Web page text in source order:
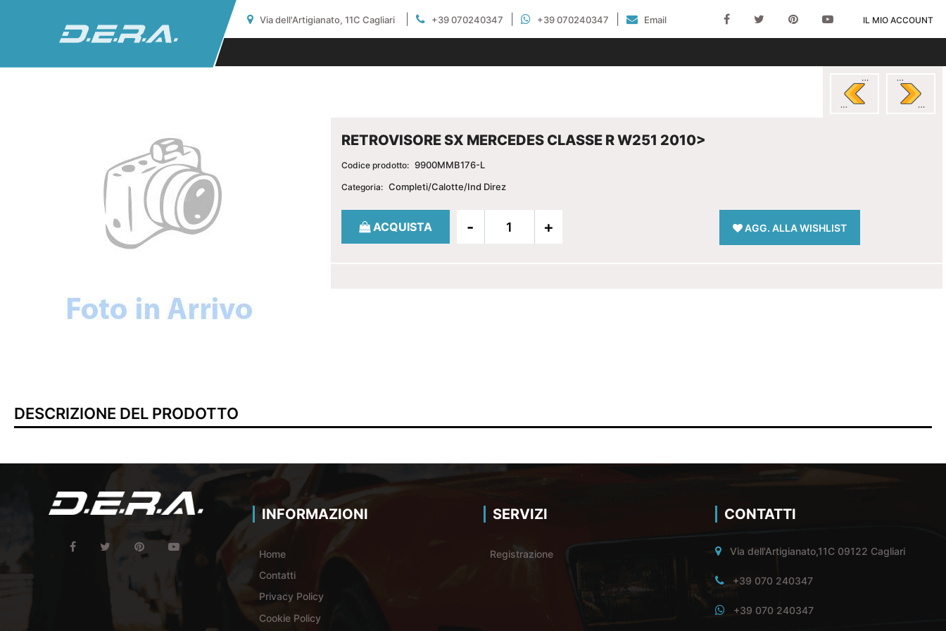
Via dell'Artigianato, 11C Cagliari +39 070240347 +39 070240347 Email IL MIO ACCOUNT
RETROVISORE SX MERCEDES CLASSE R W251 2010>
Codice prodotto: 9900MMB176-L
Categoria: Completi/Calotte/Ind Direz
Quantità
ACQUISTA AGG. ALLA WISHLIST
DESCRIZIONE DEL PRODOTTO
INFORMAZIONI
Home
Contatti
Privacy Policy
Cookie Policy
SERVIZI
Registrazione
CONTATTI
Via dell'Artigianato,11C 09122 Cagliari
+39 070 240347
+39 070 240347